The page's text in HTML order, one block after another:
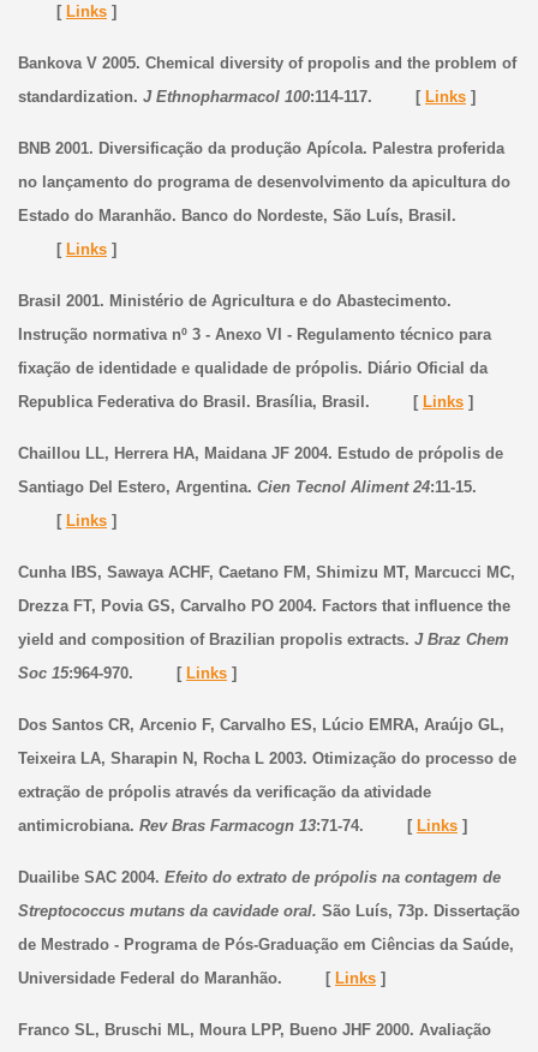
[ Links]
Bankova V 2005. Chemical diversity of propolis and the problem of
standardization. J Ethnopharmacol 100:114-117. [ Links]
BNB 2001. Diversificação da produção Apícola. Palestra proferida
no lançamento do programa de desenvolvimento da apicultura do
Estado do Maranhão. Banco do Nordeste, São Luís, Brasil.
[ Links]
Brasil 2001. Ministério de Agricultura e do Abastecimento.
Instrução normativa nº 3 - Anexo VI - Regulamento técnico para
fixação de identidade e qualidade de própolis. Diário Oficial da
Republica Federativa do Brasil. Brasília, Brasil. [ Links]
Chaillou LL, Herrera HA, Maidana JF 2004. Estudo de própolis de
Santiago Del Estero, Argentina. Cien Tecnol Aliment 24:11-15.
[ Links]
Cunha IBS, Sawaya ACHF, Caetano FM, Shimizu MT, Marcucci MC,
Drezza FT, Povia GS, Carvalho PO 2004. Factors that influence the
yield and composition of Brazilian propolis extracts. J Braz Chem
Soc 15:964-970. [ Links]
Dos Santos CR, Arcenio F, Carvalho ES, Lúcio EMRA, Araújo GL,
Teixeira LA, Sharapin N, Rocha L 2003. Otimização do processo de
extração de própolis através da verificação da atividade
antimicrobiana. Rev Bras Farmacogn 13:71-74. [ Links]
Duailibe SAC 2004. Efeito do extrato de própolis na contagem de
Streptococcus mutans da cavidade oral. São Luís, 73p. Dissertação
de Mestrado - Programa de Pós-Graduação em Ciências da Saúde,
Universidade Federal do Maranhão. [ Links]
Franco SL, Bruschi ML, Moura LPP, Bueno JHF 2000. Avaliação